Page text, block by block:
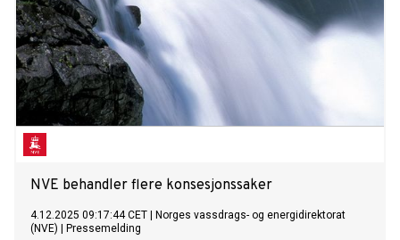
NVE behandler flere konsesjonssaker
4.12.2025 09:17:44 CET
Norges vassdrags- og energidirektorat
(NVE)
Pressemelding